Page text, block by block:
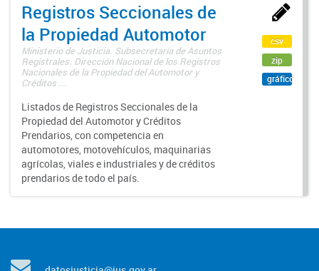
Registros Seccionales de
la Propiedad Automotor
Ministerio de Justicia. Subsecretaría de Asuntos
Registrales. Dirección Nacional de los Registros
Nacionales de la Propiedad del Automotor y
Créditos ...
Listados de Registros Seccionales de la
Propiedad del Automotor y Créditos
Prendarios, con competencia en
automotores, motovehículos, maquinarias
agrícolas, viales e industriales y de créditos
prendarios de todo el país.
csv
zip
gráfico